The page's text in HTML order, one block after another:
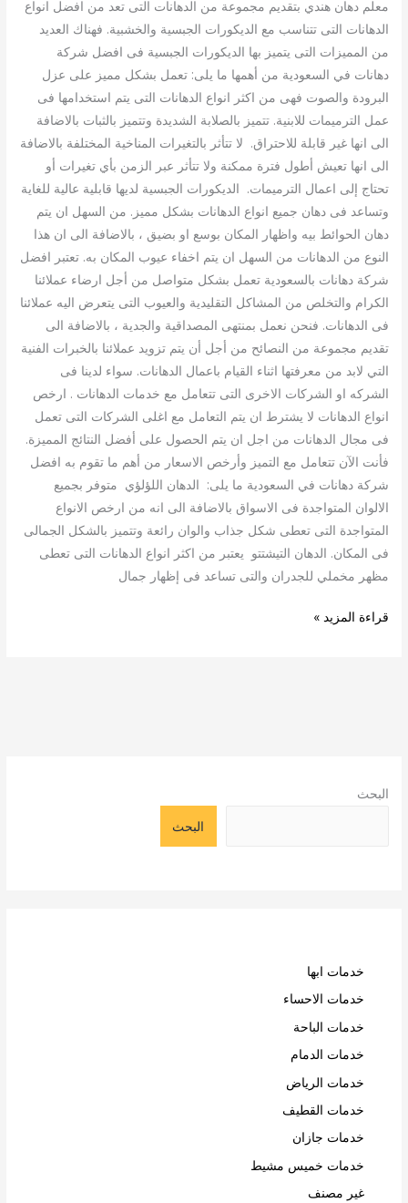
معلم دهان هندي بتقديم مجموعة من الدهانات التى تعد من افضل انواع
الدهانات التى تتناسب مع الديكورات الجبسية والخشبية. فهناك العديد
من المميزات التى يتميز بها الديكورات الجبسية فى افضل شركة
دهانات في السعودية من أهمها ما يلى: تعمل بشكل مميز على عزل
البرودة والصوت فهى من اكثر انواع الدهانات التى يتم استخدامها فى
عمل الترميمات للابنية. تتميز بالصلابة الشديدة وتتميز بالثبات بالاضافة
الى انها غير قابلة للاحتراق. لا تتأثر بالتغيرات المناخية المختلفة بالاضافة
الى انها تعيش أطول فترة ممكنة ولا تتأثر عبر الزمن بأي تغيرات أو
تحتاج إلى اعمال الترميمات. الديكورات الجبسية لديها قابلية عالية للغاية
وتساعد فى دهان جميع انواع الدهانات بشكل مميز. من السهل ان يتم
دهان الحوائط بيه واظهار المكان بوسع او بضيق ، بالاضافة الى ان هذا
النوع من الدهانات من السهل ان يتم اخفاء عيوب المكان به. تعتبر افضل
شركة دهانات بالسعودية تعمل بشكل متواصل من أجل ارضاء عملائنا
الكرام والتخلص من المشاكل التقليدية والعيوب التى يتعرض اليه عملائنا
فى الدهانات. فنحن نعمل بمنتهى المصداقية والجدية ، بالاضافة الى
تقديم مجموعة من النصائح من أجل أن يتم تزويد عملائنا بالخبرات الفنية
التي لابد من معرفتها اثناء القيام باعمال الدهانات. سواء لدينا فى
الشركه او الشركات الاخرى التى تتعامل مع خدمات الدهانات . ارخص
انواع الدهانات لا يشترط ان يتم التعامل مع اغلى الشركات التى تعمل
فى مجال الدهانات من اجل ان يتم الحصول على أفضل النتائج المميزة.
فأنت الآن تتعامل مع التميز وأرخص الاسعار من أهم ما تقوم به افضل
شركة دهانات في السعودية ما يلى: الدهان اللؤلؤي متوفر بجميع
الالوان المتواجدة فى الاسواق بالاضافة الى انه من ارخص الانواع
المتواجدة التى تعطى شكل جذاب والوان رائعة وتتميز بالشكل الجمالى
فى المكان. الدهان التيشتتو يعتبر من اكثر انواع الدهانات التى تعطى
مظهر مخملي للجدران والتى تساعد فى إظهار جمال
قراءة المزيد »
البحث
البحث
خدمات ابها
خدمات الاحساء
خدمات الباحة
خدمات الدمام
خدمات الرياض
خدمات القطيف
خدمات جازان
خدمات خميس مشيط
غير مصنف